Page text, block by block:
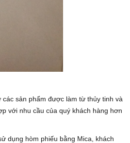
sản phẩm được làm từ thủy tinh và
với nhu cầu của quý khách hàng hơn
dụng hòm phiếu bằng Mica, khách